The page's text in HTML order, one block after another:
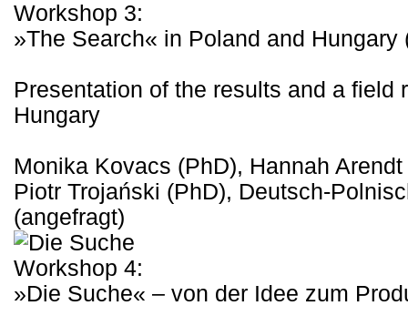
Workshop 3:
»The Search« in Poland and Hungary
Presentation of the results and a field
Hungary
Monika Kovacs (PhD), Hannah
Piotr Trojański (PhD), Deutsch-
(angefragt)
Workshop 4:
»Die Suche« – von der Idee zum